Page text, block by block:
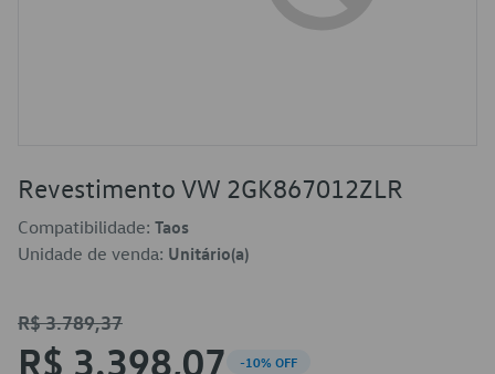
Revestimento VW 2GK867012ZLR
Compatibilidade: Taos
Unidade de venda: Unitário(a)
R$ 3.789,37
R$ 3.398,07 -10% OFF